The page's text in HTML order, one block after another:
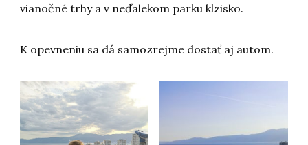
vianočné trhy a v neďalekom parku klzisko.
K opevneniu sa dá samozrejme dostať aj autom.